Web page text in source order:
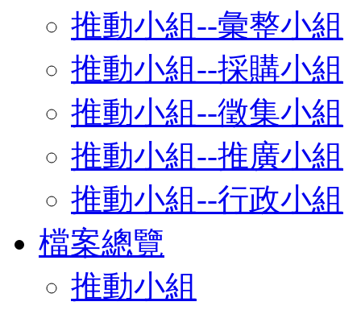
推動小組--彙整小組
推動小組--採購小組
推動小組--徵集小組
推動小組--推廣小組
推動小組--行政小組
檔案總覽
推動小組